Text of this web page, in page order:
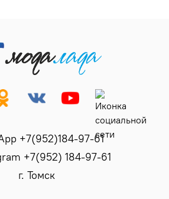
+7(952)184-97-61
+7(952) 184-97-61
г. Томск